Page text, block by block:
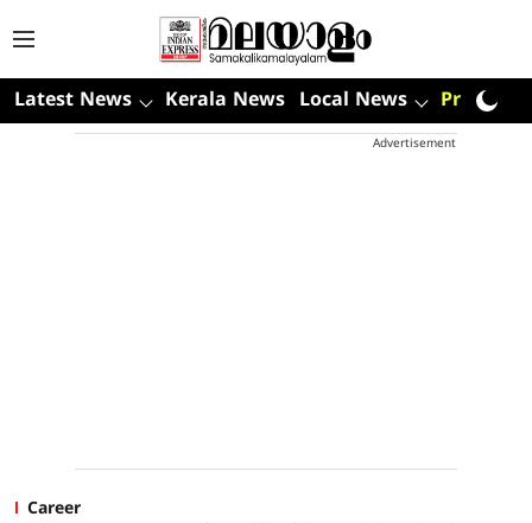
Latest News Kerala News Local News Premium
Advertisement
Career